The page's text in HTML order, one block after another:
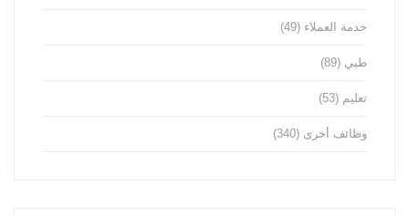
خدمة العملاء (49)
طبي (89)
تعليم (53)
وظائف أخرى (340)